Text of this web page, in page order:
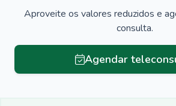
Aproveite os valores reduzidos e
consulta.
Agendar